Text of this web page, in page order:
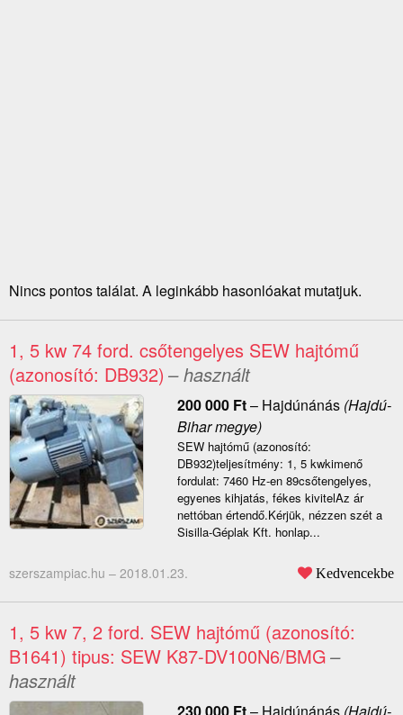
Nincs pontos találat. A leginkább hasonlóakat mutatjuk.
1, 5 kw 74 ford. csőtengelyes SEW hajtómű
(azonosító: DB932) – használt
200 000 Ft– Hajdúnánás(Hajdú-
Bihar megye)
SEW hajtómű (azonosító:
DB932)teljesítmény: 1, 5 kwkimenő
fordulat: 7460 Hz-en 89csőtengelyes,
egyenes kihjatás, fékes kivitelAz ár
nettóban értendő.Kérjük, nézzen szét a
Sisilla-Géplak Kft. honlap...
szerszampiac.hu – 2018.01.23. Kedvencekbe
1, 5 kw 7, 2 ford. SEW hajtómű (azonosító:
B1641) tipus: SEW K87-DV100N6/BMG–
használt